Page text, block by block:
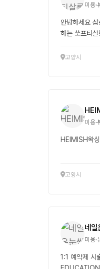
미용·
안녕하세요
하는 쏘프티
고양시
미용·
HEIMISH왁
고양시
네일
미용·
1:1 예약제 시술 · 실무중심 소수정예교육 NAIL ·